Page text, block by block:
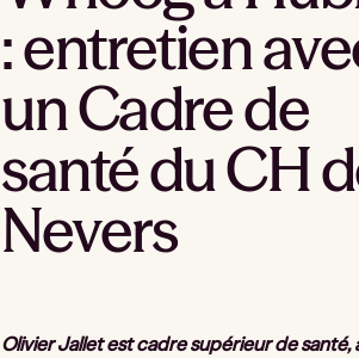
: entretien
un Cadre de
santé du CH
Nevers
Olivier Jallet est cadre supérieur de santé,